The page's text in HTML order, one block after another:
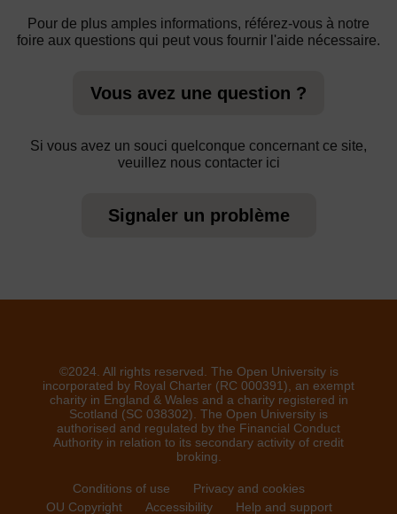
Pour de plus amples informations, référez-vous à notre
foire aux questions qui peut vous fournir l'aide nécessaire.
Vous avez une question ?
Si vous avez un souci quelconque concernant ce site,
veuillez nous contacter ici
Signaler un problème
©2024. All rights reserved. The Open University is
incorporated by Royal Charter (RC 000391), an exempt
charity in England & Wales and a charity registered in
Scotland (SC 038302). The Open University is
authorised and regulated by the Financial Conduct
Authority in relation to its secondary activity of credit
broking.
Conditions of use
Privacy and cookies
OU Copyright
Accessibility Help and support